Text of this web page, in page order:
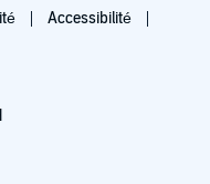
Accessibilité